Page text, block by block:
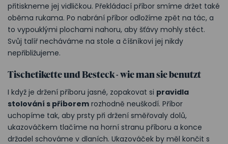
přitiskneme jej vidličkou. Překládací příbor smíme držet také
oběma rukama. Po nabrání příbor odložíme zpět na tác, a
to vypouklými plochami nahoru, aby šťávy mohly stéct.
Svůj talíř necháváme na stole a číšníkovi jej nikdy
nepřibližujeme.
Tischetikette und Besteck - wie man sie benutzt
I když je držení příboru jasné, zopakovat si pravidla
stolování s příborem rozhodně neuškodí. Příbor
uchopíme tak, aby prsty při držení směřovaly dolů,
ukazováčkem tlačíme na horní stranu příboru a konce
držadel schováme v dlaních. Ukazováček by měl končit s